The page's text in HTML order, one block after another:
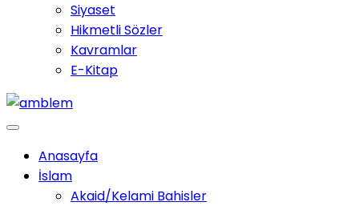
Siyaset
Hikmetli Sözler
Kavramlar
E-Kitap
Anasayfa
İslam
Akaid/Kelami Bahisler